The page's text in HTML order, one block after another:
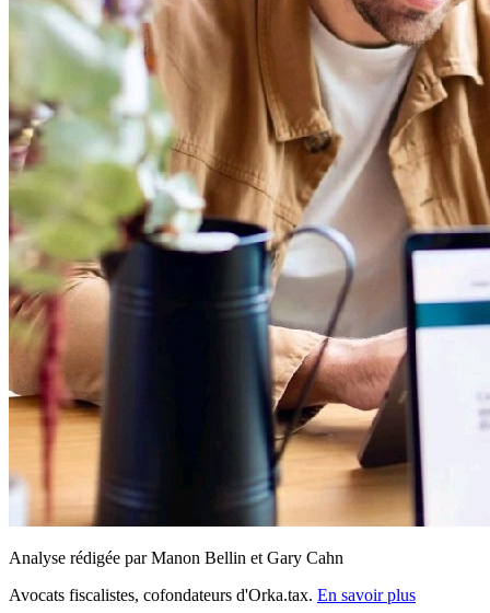
Analyse rédigée par Manon Bellin et Gary Cahn
Avocats fiscalistes, cofondateurs d'Orka.tax. En savoir plus